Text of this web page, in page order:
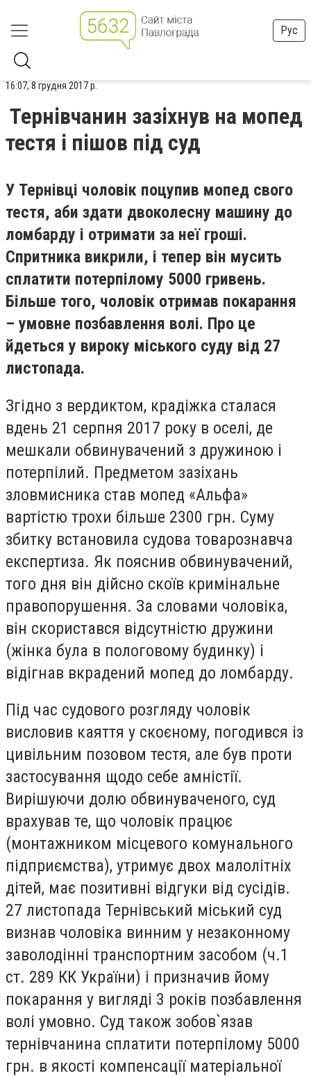
Рус
16:07, 8 грудня 2017 р.
Тернівчанин зазіхнув на мопед
тестя і пішов під суд
У Тернівці чоловік поцупив мопед свого
тестя, аби здати двоколесну машину до
ломбарду і отримати за неї гроші.
Спритника викрили, і тепер він мусить
сплатити потерпілому 5000 гривень.
Більше того, чоловік отримав покарання
– умовне позбавлення волі. Про це
йдеться у вироку міського суду від 27
листопада.
Згідно з вердиктом, крадіжка сталася
вдень 21 серпня 2017 року в оселі, де
мешкали обвинувачений з дружиною і
потерпілий. Предметом зазіхань
зловмисника став мопед «Альфа»
вартістю трохи більше 2300 грн. Суму
збитку встановила судова товарознавча
експертиза. Як пояснив обвинувачений,
того дня він дійсно скоїв кримінальне
правопорушення. За словами чоловіка,
він скористався відсутністю дружини
(жінка була в пологовому будинку) і
відігнав вкрадений мопед до ломбарду.
Під час судового розгляду чоловік
висловив каяття у скоєному, погодився із
цивільним позовом тестя, але був проти
застосування щодо себе амністії.
Вирішуючи долю обвинуваченого, суд
врахував те, що чоловік працює
(монтажником місцевого комунального
підприємства), утримує двох малолітніх
дітей, має позитивні відгуки від сусідів.
27 листопада Тернівський міський суд
визнав чоловіка винним у незаконному
заволодінні транспортним засобом (ч.1
ст. 289 КК України) і призначив йому
покарання у вигляді 3 років позбавлення
волі умовно. Суд також зобов`язав
тернівчанина сплатити потерпілому 5000
грн. в якості компенсації матеріальної